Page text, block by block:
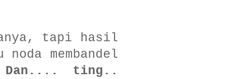
tapi hasil
membandel
Dan.... ting..